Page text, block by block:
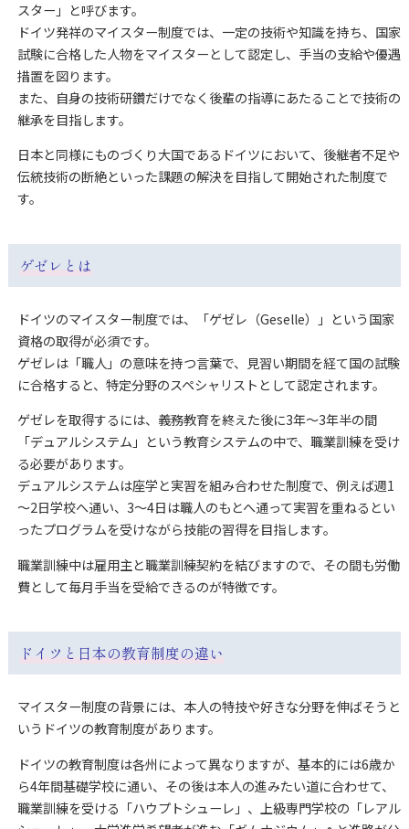
スター」と呼びます。
ドイツ発祥のマイスター制度では、一定の技術や知識を持ち、国家
試験に合格した人物をマイスターとして認定し、手当の支給や優遇
措置を図ります。
また、自身の技術研鑽だけでなく後輩の指導にあたることで技術の
継承を目指します。
日本と同様にものづくり大国であるドイツにおいて、後継者不足や
伝統技術の断絶といった課題の解決を目指して開始された制度で
す。
ゲゼレとは
ドイツのマイスター制度では、「ゲゼレ（Geselle）」という国家
資格の取得が必須です。
ゲゼレは「職人」の意味を持つ言葉で、見習い期間を経て国の試験
に合格すると、特定分野のスペシャリストとして認定されます。
ゲゼレを取得するには、義務教育を終えた後に3年～3年半の間
「デュアルシステム」という教育システムの中で、職業訓練を受け
る必要があります。
デュアルシステムは座学と実習を組み合わせた制度で、例えば週1
～2日学校へ通い、3～4日は職人のもとへ通って実習を重ねるとい
ったプログラムを受けながら技能の習得を目指します。
職業訓練中は雇用主と職業訓練契約を結びますので、その間も労働
費として毎月手当を受給できるのが特徴です。
ドイツと日本の教育制度の違い
マイスター制度の背景には、本人の特技や好きな分野を伸ばそうと
いうドイツの教育制度があります。
ドイツの教育制度は各州によって異なりますが、基本的には6歳か
ら4年間基礎学校に通い、その後は本人の進みたい道に合わせて、
職業訓練を受ける「ハウプトシューレ」、上級専門学校の「レアル